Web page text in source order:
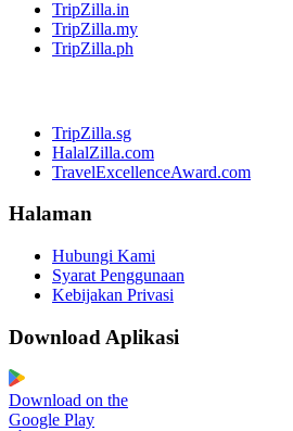
TripZilla.in
TripZilla.my
TripZilla.ph
TripZilla.sg
HalalZilla.com
TravelExcellenceAward.com
Halaman
Hubungi Kami
Syarat Penggunaan
Kebijakan Privasi
Download Aplikasi
Download on the
Google Play